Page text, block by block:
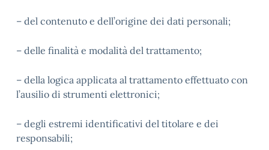
– del contenuto e dell’origine dei dati personali;
– delle finalità e modalità del trattamento;
– della logica applicata al trattamento effettuato con
l’ausilio di strumenti elettronici;
– degli estremi identificativi del titolare e dei
responsabili;